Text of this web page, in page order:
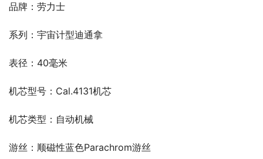
品牌：劳力士
系列：宇宙计型迪通拿
表径：40毫米
机芯型号：Cal.4131机芯
机芯类型：自动机械
游丝：顺磁性蓝色Parachrom游丝